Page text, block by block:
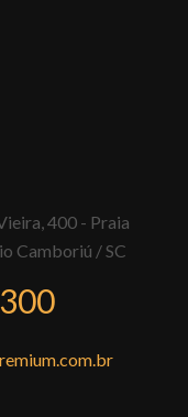
400 - Praia
Camboriú / SC